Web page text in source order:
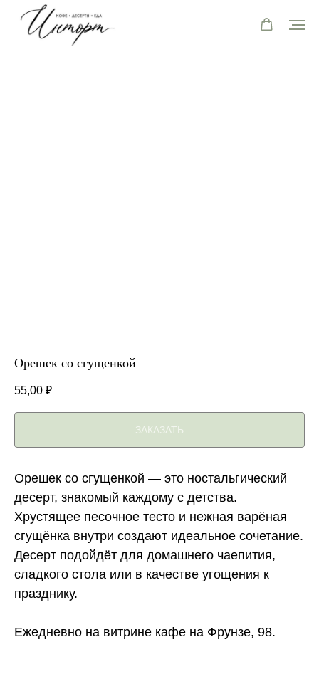
Орешек со сгущенкой
55,00 ₽
ЗАКАЗАТЬ
Орешек со сгущенкой — это ностальгический
десерт, знакомый каждому с детства.
Хрустящее песочное тесто и нежная варёная
сгущёнка внутри создают идеальное сочетание.
Десерт подойдёт для домашнего чаепития,
сладкого стола или в качестве угощения к
празднику.
Ежедневно на витрине кафе на Фрунзе, 98.